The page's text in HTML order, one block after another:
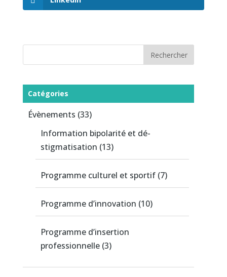
Catégories
Évènements (33)
Information bipolarité et dé-
stigmatisation (13)
Programme culturel et sportif(7)
Programme d’innovation (10)
Programme d’insertion
professionnelle(3)